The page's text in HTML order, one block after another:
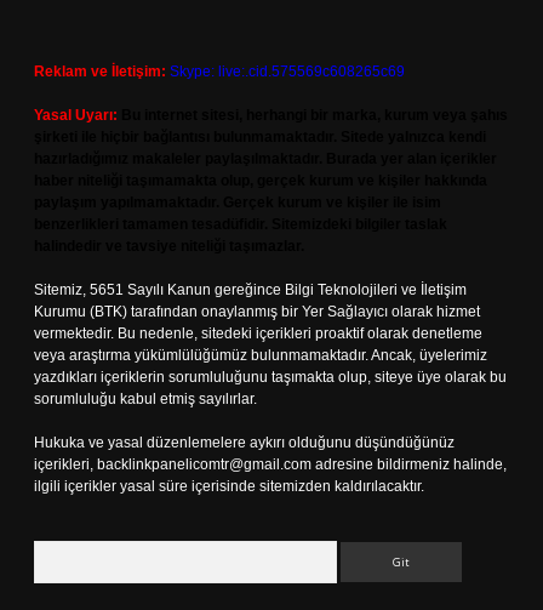
Reklam ve İletişim: Skype: live:.cid.575569c608265c69
Yasal Uyarı:
Sitemiz, 5651 Sayılı Kanun gereğince Bilgi Teknolojileri ve İletişim
Kurumu (BTK) tarafından onaylanmış bir Yer Sağlayıcı olarak hizmet
vermektedir. Bu nedenle, sitedeki içerikleri proaktif olarak denetleme
veya araştırma yükümlülüğümüz bulunmamaktadır. Ancak, üyelerimiz
yazdıkları içeriklerin sorumluluğunu taşımakta olup, siteye üye olarak bu
sorumluluğu kabul etmiş sayılırlar.
Hukuka ve yasal düzenlemelere aykırı olduğunu düşündüğünüz
içerikleri, backlinkpanelicomtr@gmail.com adresine bildirmeniz halinde,
ilgili içerikler yasal süre içerisinde sitemizden kaldırılacaktır.